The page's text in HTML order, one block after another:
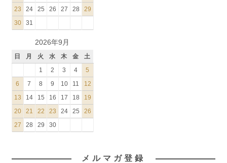
23
24 25 26 27 28
29
30
31
2026年9月
日 月 火 水 木 金
土
1
2 3 4
5
6
7 8 9 10 11
12
13
14 15 16 17 18
19
20
21 22 23 24 25
26
27
28 29 30
メルマガ登録